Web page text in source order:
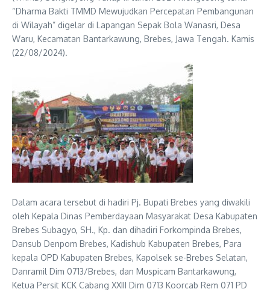
“Dharma Bakti TMMD Mewujudkan Percepatan Pembangunan
di Wilayah” digelar di Lapangan Sepak Bola Wanasri, Desa
Waru, Kecamatan Bantarkawung, Brebes, Jawa Tengah. Kamis
(22/08/2024).
Dalam acara tersebut di hadiri Pj. Bupati Brebes yang diwakili
oleh Kepala Dinas Pemberdayaan Masyarakat Desa Kabupaten
Brebes Subagyo, SH., Kp. dan dihadiri Forkompinda Brebes,
Dansub Denpom Brebes, Kadishub Kabupaten Brebes, Para
kepala OPD Kabupaten Brebes, Kapolsek se-Brebes Selatan,
Danramil Dim 0713/Brebes, dan Muspicam Bantarkawung,
Ketua Persit KCK Cabang XXIII Dim 0713 Koorcab Rem 071 PD